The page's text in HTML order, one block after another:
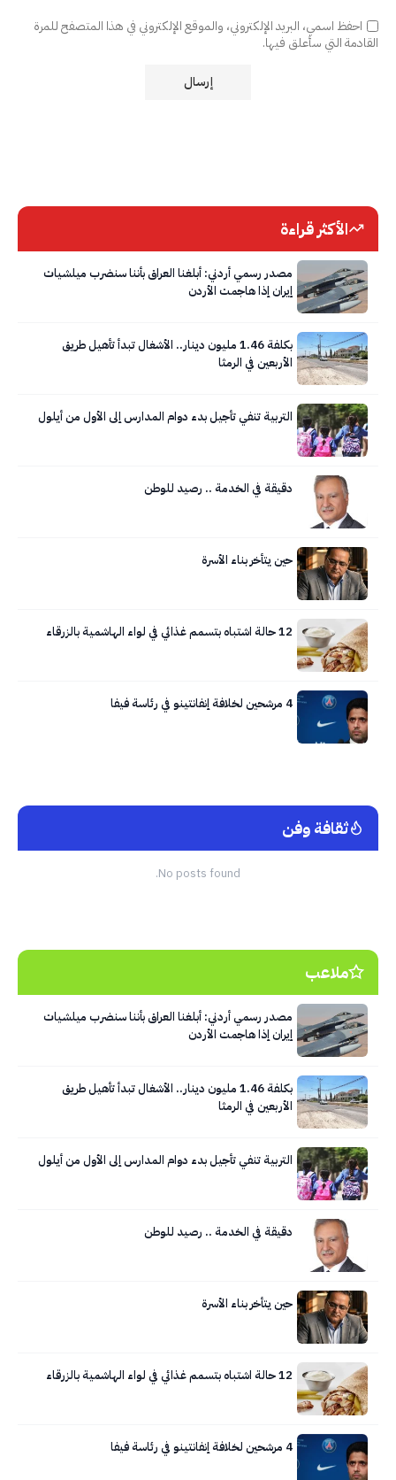
احفظ اسمي، البريد الإلكتروني، والموقع الإلكتروني في هذا المتصفح للمرة
القادمة التي سأعلق فيها.
الأكثر قراءة
مصدر رسمي أردني: أبلغنا العراق بأننا سنضرب ميلشيات
إيران إذا هاجمت الأردن
بكلفة 1.46 مليون دينار.. الأشغال تبدأ تأهيل طريق
الأربعين في الرمثا
التربية تنفي تأجيل بدء دوام المدارس إلى الأول من أيلول
دقيقة في الخدمة .. رصيد للوطن
حين يتأخر بناء الأسرة
12 حالة اشتباه بتسمم غذائي في لواء الهاشمية بالزرقاء
4 مرشحين لخلافة إنفانتينو في رئاسة فيفا
ثقافة وفن
No posts found.
ملاعب
مصدر رسمي أردني: أبلغنا العراق بأننا سنضرب ميلشيات
إيران إذا هاجمت الأردن
بكلفة 1.46 مليون دينار.. الأشغال تبدأ تأهيل طريق
الأربعين في الرمثا
التربية تنفي تأجيل بدء دوام المدارس إلى الأول من أيلول
دقيقة في الخدمة .. رصيد للوطن
حين يتأخر بناء الأسرة
12 حالة اشتباه بتسمم غذائي في لواء الهاشمية بالزرقاء
4 مرشحين لخلافة إنفانتينو في رئاسة فيفا